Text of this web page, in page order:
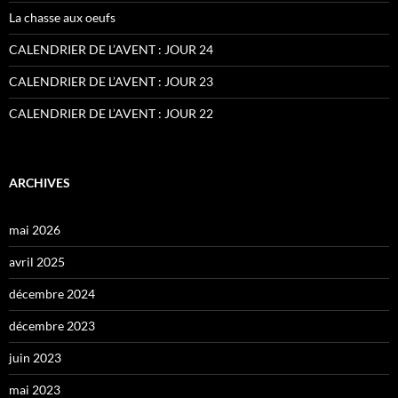
La chasse aux oeufs
CALENDRIER DE L’AVENT : JOUR 24
CALENDRIER DE L’AVENT : JOUR 23
CALENDRIER DE L’AVENT : JOUR 22
ARCHIVES
mai 2026
avril 2025
décembre 2024
décembre 2023
juin 2023
mai 2023